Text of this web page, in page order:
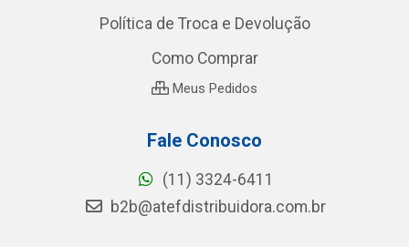
Política de Troca e Devolução
Como Comprar
Meus Pedidos
Fale Conosco
(11) 3324-6411
b2b@atefdistribuidora.com.br